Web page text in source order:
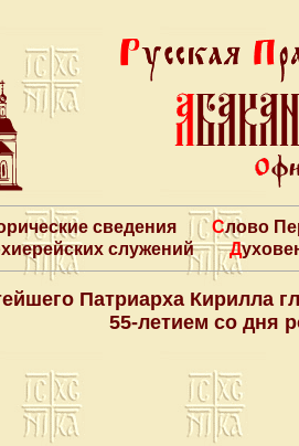
сведения
Слово
служений
Патриарха Кирилла
55-летием со дня